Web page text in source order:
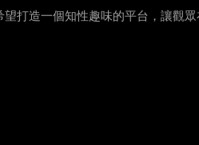
望打造一個知性趣味的平台，讓觀